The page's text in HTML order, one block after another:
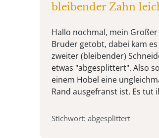
bleibender Zahn
Hallo nochmal, mein
Bruder getobt, dabei kam
zweiter (bleibender)
etwas "abgesplittert". Also
einem Hobel eine
Rand ausgefranst ist. Es tut
Stichwort: abgesplittert